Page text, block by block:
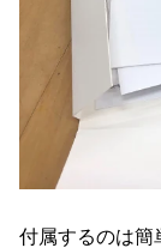
付属するのは簡